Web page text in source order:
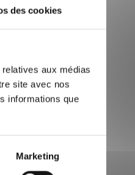
des cookies
aux médias
site avec nos
informations que
Marketing